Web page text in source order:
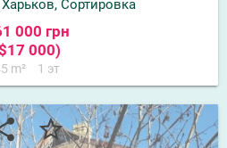
Сортировка
000 грн
000)
m² 1 эт
star_border